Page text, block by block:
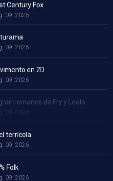
Century Fox
09, 2026
09, 2026
en 2D
09, 2026
romance de Fry y Leela
09, 2026
terrícola
09, 2026
Folk
09, 2026